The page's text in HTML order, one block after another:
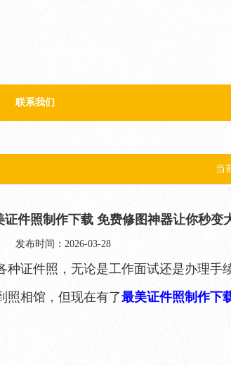
联系我们
当
件照制作下载 免费修图神器让你秒变
发布时间：2026-03-28
证件照，无论是工作面试还是办理手
照相馆，但现在有了最美证件照制作下